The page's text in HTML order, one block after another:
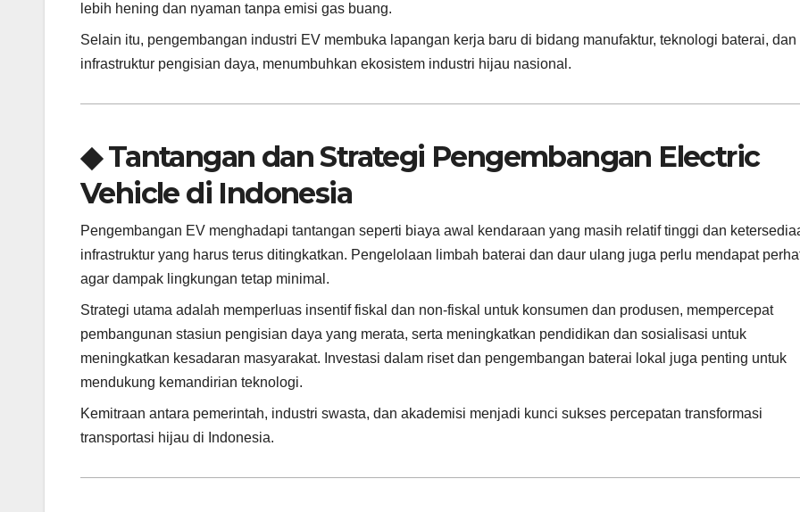
lebih hening dan nyaman tanpa emisi gas buang.
Selain itu, pengembangan industri EV membuka lapangan kerja baru di bidang manufaktur, teknologi baterai, dan
infrastruktur pengisian daya, menumbuhkan ekosistem industri hijau nasional.
◆ Tantangan dan Strategi Pengembangan Electric
Vehicle di Indonesia
Pengembangan EV menghadapi tantangan seperti biaya awal kendaraan yang masih relatif tinggi dan
infrastruktur yang harus terus ditingkatkan. Pengelolaan limbah baterai dan daur ulang juga perlu mendapat
agar dampak lingkungan tetap minimal.
Strategi utama adalah memperluas insentif fiskal dan non-fiskal untuk konsumen dan produsen, mempercepat
pembangunan stasiun pengisian daya yang merata, serta meningkatkan pendidikan dan sosialisasi untuk
meningkatkan kesadaran masyarakat. Investasi dalam riset dan pengembangan baterai lokal juga penting untuk
mendukung kemandirian teknologi.
Kemitraan antara pemerintah, industri swasta, dan akademisi menjadi kunci sukses percepatan transformasi
transportasi hijau di Indonesia.